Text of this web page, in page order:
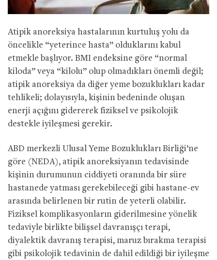
Atipik anoreksiya hastalarının kurtuluş yolu da
öncelikle “yeterince hasta” olduklarını kabul
etmekle başlıyor. BMI endeksine göre “normal
kiloda” veya “kilolu” olup olmadıkları önemli değil;
atipik anoreksiya da diğer yeme bozuklukları kadar
tehlikeli; dolayısıyla, kişinin bedeninde oluşan
enerji açığını gidererek fiziksel ve psikolojik
destekle iyileşmesi gerekir.
ABD merkezli Ulusal Yeme Bozuklukları Birliği’ne
göre (NEDA), atipik anoreksiyanın tedavisinde
kişinin durumunun ciddiyeti oranında bir süre
hastanede yatması gerekebileceği gibi hastane-ev
arasında belirlenen bir rutin de yeterli olabilir.
Fiziksel komplikasyonların giderilmesine yönelik
tedaviyle birlikte bilişsel davranışçı terapi,
diyalektik davranış terapisi, maruz bırakma terapisi
gibi psikolojik tedavinin de dahil edildiği bir iyileşme